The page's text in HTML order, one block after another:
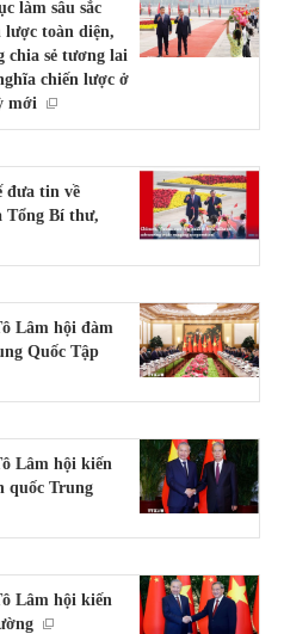
làm sâu sắc
lược toàn diện,
chia sẻ tương lai
chiến lược ở
mới
đưa tin về
Tổng Bí thư,
Lâm hội đàm
Quốc Tập
Lâm hội kiến
quốc Trung
Lâm hội kiến